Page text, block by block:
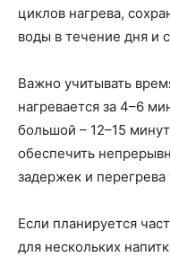
циклов нагрева,
воды в течение дня и
Важно учитывать
нагревается за 4–6
большой – 12–15
обеспечить
задержек и перегрева
Если планируется
для нескольких